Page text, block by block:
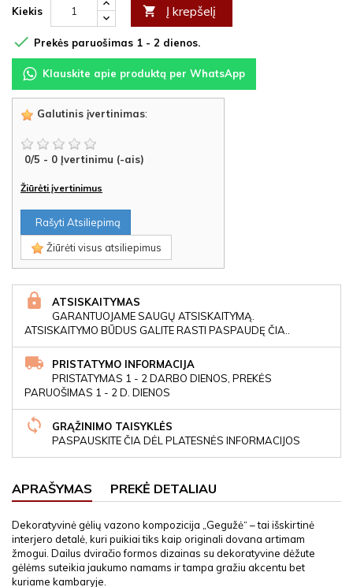
Kiekis  Į krepšelį
 Prekės paruošimas 1 - 2 dienos.
Klauskite apie produktą per WhatsApp
Galutinis įvertinimas:
0/5 - 0 Įvertinimu (-ais)
Žiūrėti įvertinimus
Rašyti Atsiliepimą
Žiūrėti visus atsiliepimus
ATSISKAITYMAS
GARANTUOJAME SAUGŲ ATSISKAITYMĄ.
ATSISKAITYMO BŪDUS GALITE RASTI PASPAUDĘ ČIA..
PRISTATYMO INFORMACIJA
PRISTATYMAS 1 - 2 DARBO DIENOS, PREKĖS
PARUOŠIMAS 1 - 2 D. DIENOS
GRĄŽINIMO TAISYKLĖS
PASPAUSKITE ČIA DĖL PLATESNĖS INFORMACIJOS
APRAŠYMAS PREKĖ DETALIAU
Dekoratyvinė gėlių vazono kompozicija „Gegužė“ – tai išskirtinė
interjero detalė, kuri puikiai tiks kaip originali dovana artimam
žmogui. Dailus dviračio formos dizainas su dekoratyvine dėžute
gėlėms suteikia jaukumo namams ir tampa gražiu akcentu bet
kuriame kambaryje.